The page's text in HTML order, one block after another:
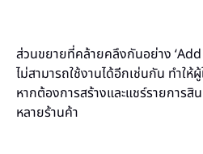
ส่วนขยายที่คล้ายคลึงกันอย่าง
ไม่สามารถใช้งานได้อีกเช่นกัน ทำให้
หากต้องการสร้างและแชร์รายการ
หลายร้านค้า